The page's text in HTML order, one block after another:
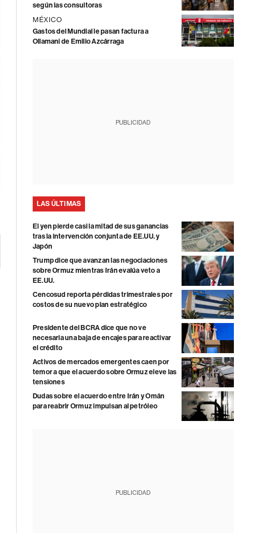
según las consultoras
MÉXICO
Gastos del Mundial le pasan factura a
Ollamani de Emilio Azcárraga
PUBLICIDAD
LAS ÚLTIMAS
El yen pierde casi la mitad de sus ganancias
tras la intervención conjunta de EE.UU. y
Japón
Trump dice que avanzan las negociaciones
sobre Ormuz mientras Irán evalúa veto a
EE.UU.
Cencosud reporta pérdidas trimestrales por
costos de su nuevo plan estratégico
Presidente del BCRA dice que no ve
necesaria una baja de encajes para reactivar
el crédito
Activos de mercados emergentes caen por
temor a que el acuerdo sobre Ormuz eleve las
tensiones
Dudas sobre el acuerdo entre Irán y Omán
para reabrir Ormuz impulsan al petróleo
PUBLICIDAD